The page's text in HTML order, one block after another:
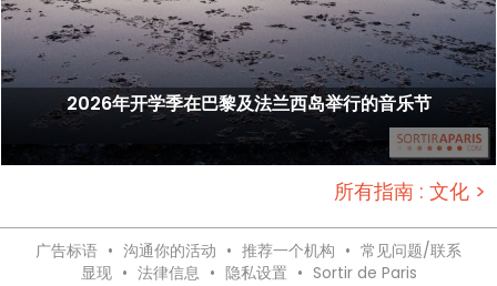
2026年开学季在巴黎及法兰西岛举行的音乐节
所有指南 : 文化 >
广告标语 • 沟通你的活动 • 推荐一个机构 • 常见问题/联系
显现 • 法律信息 • 隐私设置 • Sortir de Paris